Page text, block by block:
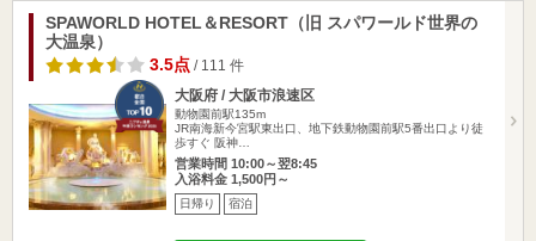
SPAWORLD HOTEL＆RESORT（旧 スパワールド世界の
大温泉）
3.5点 / 111 件
大阪府 / 大阪市浪速区
動物園前駅135m
JR南海新今宮駅東出口、地下鉄動物園前駅5番出口より徒
歩すぐ 阪神…
営業時間 10:00～翌8:45
入浴料金 1,500円～
日帰り 宿泊